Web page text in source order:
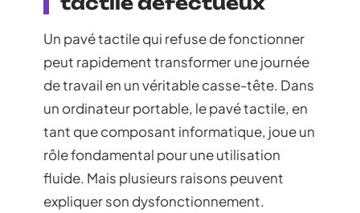
Un pavé tactile qui refuse de fonctionner
peut rapidement transformer une journée
de travail en un véritable casse-tête. Dans
un ordinateur portable, le pavé tactile, en
tant que composant informatique, joue un
rôle fondamental pour une utilisation
fluide. Mais plusieurs raisons peuvent
expliquer son dysfonctionnement.